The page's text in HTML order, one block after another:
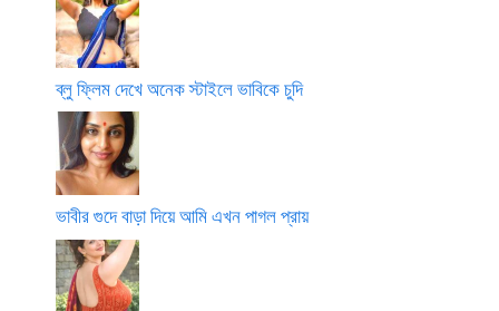
ব্লু ফ্লিম দেখে অনেক স্টাইলে ভাবিকে চুদি
ভাবীর গুদে বাড়া দিয়ে আমি এখন পাগল প্রায়